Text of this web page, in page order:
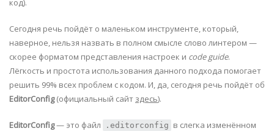
код).
Сегодня речь пойдёт о маленьком инструменте, который,
наверное, нельзя назвать в полном смысле слово линтером —
скорее форматом представления настроек и code guide.
Лёгкость и простота использования данного подхода помогает
решить 99% всех проблем с кодом. И, да, сегодня речь пойдёт об
EditorConfig(официальный сайт здесь).
EditorConfig— это файл .editorconfig в слегка изменённом